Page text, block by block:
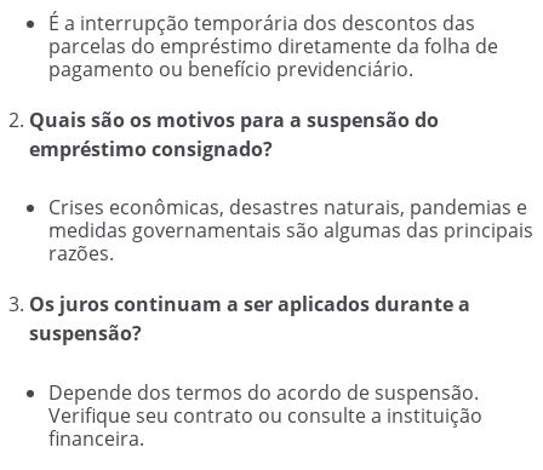
É a interrupção temporária dos descontos das
parcelas do empréstimo diretamente da folha de
pagamento ou benefício previdenciário.
Quais são os motivos para a suspensão do
empréstimo consignado?
Crises econômicas, desastres naturais, pandemias e
medidas governamentais são algumas das principais
razões.
Os juros continuam a ser aplicados durante a
suspensão?
Depende dos termos do acordo de suspensão.
Verifique seu contrato ou consulte a instituição
financeira.